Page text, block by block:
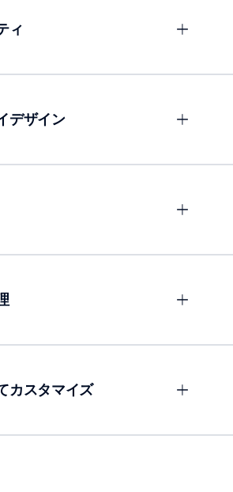
ィ
デザイン
カスタマイズ